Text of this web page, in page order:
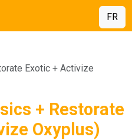
FR
Exotic + Activize
+ Restorate
Oxyplus)